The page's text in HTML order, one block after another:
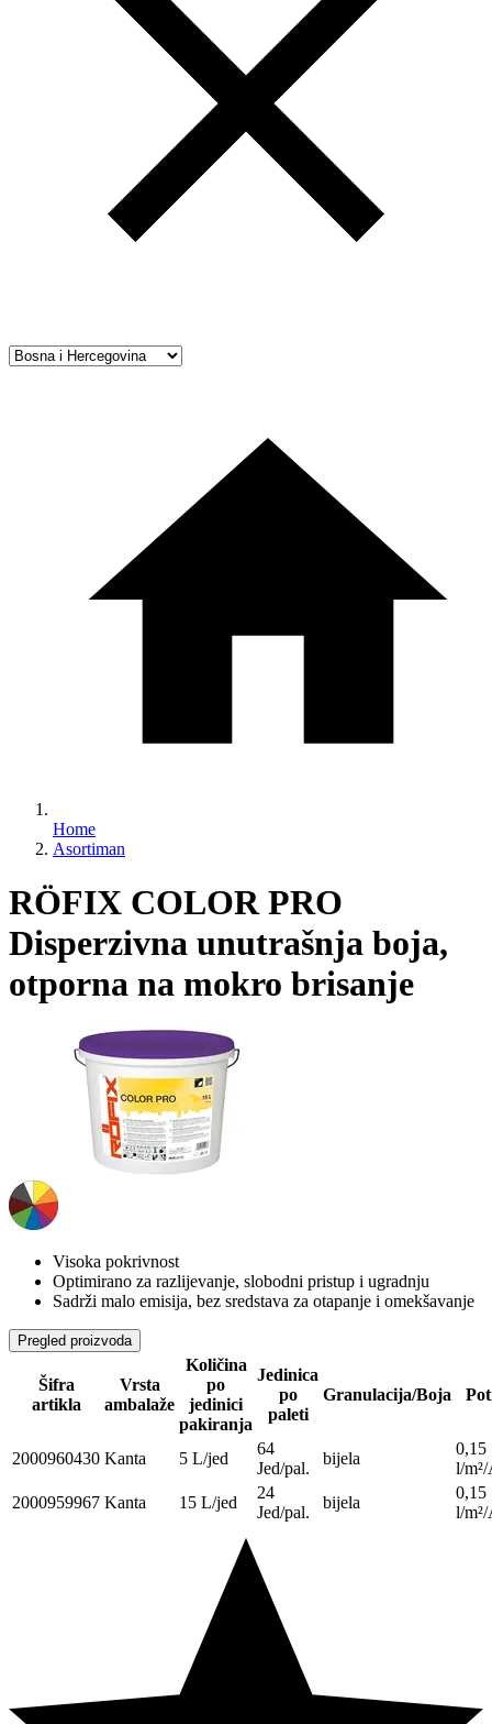
Home
Asortiman
RÖFIX COLOR PRO
Disperzivna unutrašnja boja,
otporna na mokro brisanje
Visoka pokrivnost
Optimirano za razlijevanje, slobodni pristup i ugradnju
Sadrži malo emisija, bez sredstava za otapanje i omekšavanje
Pregled proizvoda
Šifra
artikla
Vrsta
ambalaže
Količina
po
jedinici
pakiranja
Jedinica
po
paleti
Granulacija/Boja
2000960430 Kanta 5 L/jed
64
Jed/pal.
bijela
0,15
l/
2000959967 Kanta 15 L/jed
24
Jed/pal.
bijela
0,15
l/